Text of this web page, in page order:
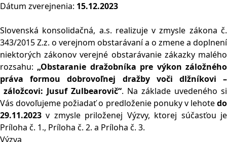
Dátum zverejnenia: 15.12.2023
Slovenská konsolidačná, a.s. realizuje v zmysle zákona č.
343/2015 Z.z. o verejnom obstarávaní a o zmene a doplnení
niektorých zákonov verejné obstarávanie zákazky malého
rozsahu: „Obstaranie dražobníka pre výkon záložného
práva formou dobrovoľnej dražby voči dlžníkovi –
záložcovi: Jusuf Zulbearovič“. Na základe uvedeného si
Vás dovoľujeme požiadať o predloženie ponuky v lehotedo
29.11.2023 v zmysle priloženej Výzvy, ktorej súčasťou je
Príloha č. 1., Príloha č. 2. a Príloha č. 3.
Výzva